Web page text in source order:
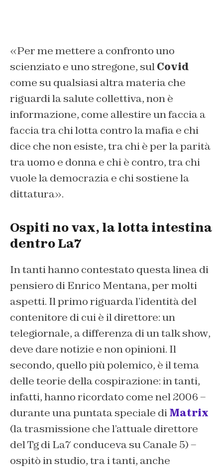
«Per me mettere a confronto uno
scienziato e uno stregone, sulCovid
come su qualsiasi altra materia che
riguardi la salute collettiva, non è
informazione, come allestire un faccia a
faccia tra chi lotta contro la mafia e chi
dice che non esiste, tra chi è per la parità
tra uomo e donna e chi è contro, tra chi
vuole la democrazia e chi sostiene la
dittatura».
Ospiti no vax, la lotta intestina
dentro La7
In tanti hanno contestato questa linea di
pensiero di Enrico Mentana, per molti
aspetti. Il primo riguarda l’identità del
contenitore di cui è il direttore: un
telegiornale, a differenza di untalk show,
deve dare notizie e non opinioni. Il
secondo, quello più polemico, è il tema
delle teorie della cospirazione: in tanti,
infatti, hanno ricordato come nel 2006 –
durante una puntata speciale diMatrix
(la trasmissione che l’attuale direttore
del Tg di La7 conduceva su Canale 5) –
ospitò in studio, tra i tanti, anche